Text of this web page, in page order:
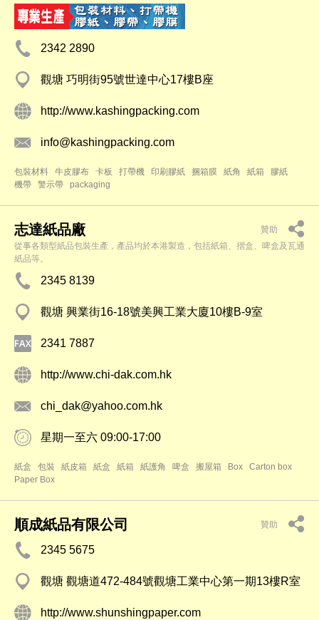
2342 2890
觀塘 巧明街95號世達中心17樓B座
http://www.kashingpacking.com
info@kashingpacking.com
包裝材料 牛皮膠布 卡板 打帶機 印刷膠紙 捆箱膜 紙角 紙箱
膠紙
機帶
警示帶 packaging
志達紙品廠
贊助
從事各類型紙品包裝生產，產品均於本港製造，包括紙箱、摺盒、啤盒及瓦通
紙品等。
2345 8139
觀塘 興業街16-18號美興工業大廈10樓B-9室
2341 7887
http://www.chi-dak.com.hk
chi_dak@yahoo.com.hk
星期一至六 09:00-17:00
紙盒 包裝 紙皮箱 紙盒 紙箱 紙護角 啤盒 搬屋箱 Box
Carton box
Paper Box
順成紙品有限公司 贊助
2345 5675
觀塘 觀塘道472-484號觀塘工業中心第一期13樓R室
http://www.shunshingpaper.com